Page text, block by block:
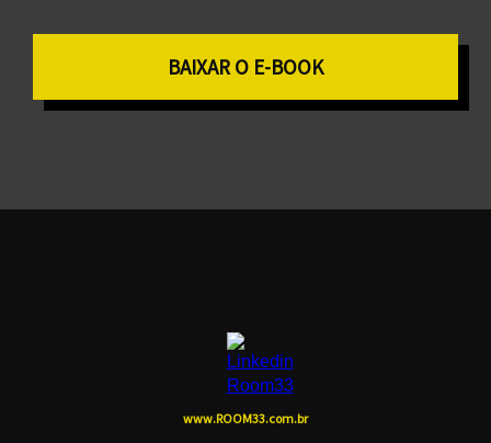
BAIXAR O E-BOOK
www.ROOM33.com.br